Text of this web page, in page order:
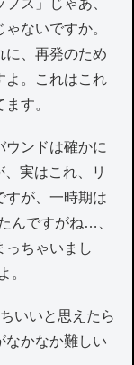
ス」じゃあ、
ないですか。
、再発のため
よ。これはこれ
す。
ンドは確かに
実はこれ、リ
すが、一時期は
んですがね…、
っちゃいまし
。
いいと思えたら
なかなか難しい